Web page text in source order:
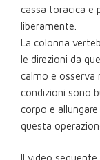
cassa toracica e
liberamente.
La colonna
le direzioni da
calmo e osserva
condizioni sono
corpo e
questa